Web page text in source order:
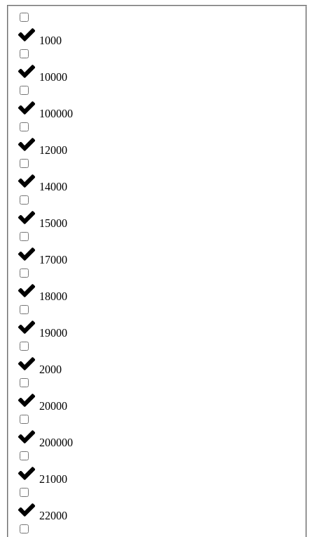
1000
10000
100000
12000
14000
15000
17000
18000
19000
2000
20000
200000
21000
22000